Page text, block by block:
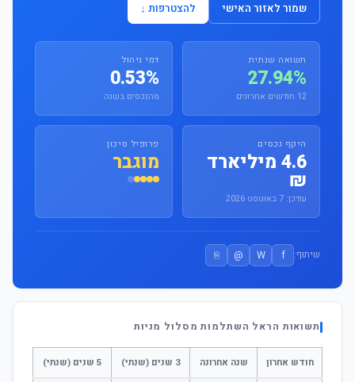
שמור לאזור האישי להצטרפות ↓
תשואה שנתית
27.94%
12 חודשים אחרונים
דמי ניהול
0.53%
מהנכסים בשנה
היקף נכסים
4.6 מיליארד
₪
עודכן: 7 באוגוסט 2026
פרופיל סיכון
מוגבר
שיתוף: f
W
@
⎘
תשואות הראל השתלמות מסלול מניות
חודש אחרון שנה אחרונה 3 שנים (שנתי) 5 שנים (שנתי)